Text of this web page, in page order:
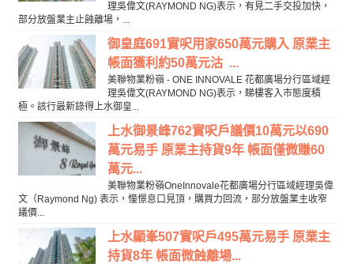
理吳偉文(RAYMOND NG)表示，有見二手交投加快，
部分放盤業主止蝕離場，...
御皇庭691實呎用家650萬元購入 原業主
帳面獲利約50萬元沽 ...
美聯物業粉嶺 - ONE INNOVALE 花都廣場分行區域經
理吳偉文(RAYMOND NG)表示，睇樓客入市態度積
極。該行最新錄得上水御皇...
上水御景峰762實呎戶議價10萬元以690
萬元易手 原業主持貨9年 帳面僅微賺60
萬元...
美聯物業粉嶺OneInnovale花都廣場分行區域經理吳偉
文（Raymond Ng) 表示，憧憬息口見頂，購買力回流，部分放盤業主收窄
議價...
上水顯峯507實呎戶495萬元易手 原業主
持貨8年 帳面微蝕離場...